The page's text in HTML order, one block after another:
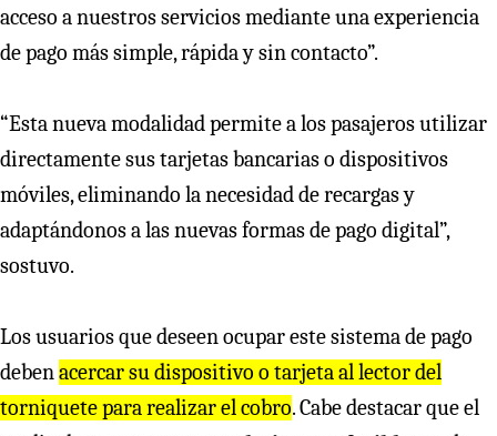
acceso a nuestros servicios mediante una experiencia
de pago más simple, rápida y sin contacto”.
“Esta nueva modalidad permite a los pasajeros utilizar
directamente sus tarjetas bancarias o dispositivos
móviles, eliminando la necesidad de recargas y
adaptándonos a las nuevas formas de pago digital”,
sostuvo.
Los usuarios que deseen ocupar este sistema de pago
debenacercar su dispositivo o tarjeta al lector del
torniquete para realizar el cobro. Cabe destacar que el